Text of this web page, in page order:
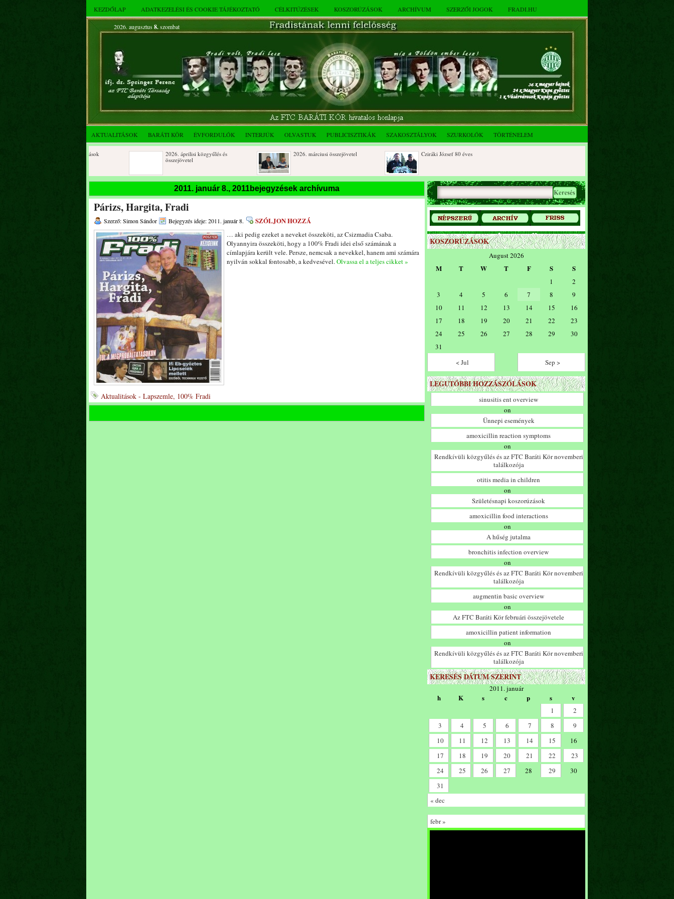
KEZDŐLAP ADATKEZELÉSI ÉS COOKIE TÁJÉKOZTATÓ CÉLKITŰZÉSEK KOSZORÚZÁSOK ARCHÍVUM SZERZŐI JOGOK FRADI.HU
2026. augusztus 8.szombat
AKTUALITÁSOK BARÁTI KÖR ÉVFORDULÓK INTERJÚK OLVASTUK PUBLICISZTIKÁK SZAKOSZTÁLYOK SZURKOLÓK TÖRTÉNELEM
Születésnapi koszorúzások
2026. áprilisi közgyűlés és
összejövetel
2026. márciusi összejövetel Cziráki József 80 éves
Születésnapi koszorúzások
Rendkívüli közgyűlés és a 2025.
novemberi összejövetel
Dálnoki József 90 éves
Az FTC Baráti Kör 2025. októberi
összejövetel
2011. január 8., 2011bejegyzések archívuma
Párizs, Hargita, Fradi
Szerző: Simon Sándor Bejegyzés ideje: 2011. január 8. SZÓLJON HOZZÁ
… aki pedig ezeket a neveket összeköti, az Csizmadia Csaba.
Olyannyira összeköti, hogy a 100% Fradi idei első számának a
címlapjára került vele. Persze, nemcsak a nevekkel, hanem ami számára
nyilván sokkal fontosabb, a kedvesével.Olvassa el a teljes cikket »
Aktualitások - Lapszemle, 100% Fradi
KOSZORÚZÁSOK
August 2026
M T W T F S S
1
2
3
4 5 6 7 8
9
10
11 12 13 14 15
16
17
18 19 20 21 22
23
24
25 26 27 28 29
30
31
< Jul
Sep >
LEGUTÓBBI HOZZÁSZÓLÁSOK
sinusitis ent overview
on
Ünnepi események
amoxicillin reaction symptoms
on
Rendkívüli közgyűlés és az FTC Baráti Kör novemberi
találkozója
otitis media in children
on
Születésnapi koszorúzások
amoxicillin food interactions
on
A hűség jutalma
bronchitis infection overview
on
Rendkívüli közgyűlés és az FTC Baráti Kör novemberi
találkozója
augmentin basic overview
on
Az FTC Baráti Kör februári összejövetele
amoxicillin patient information
on
Rendkívüli közgyűlés és az FTC Baráti Kör novemberi
találkozója
KERESÉS DÁTUM SZERINT
2011. január
h K s c p s v
1
2
3
4 5 6 7 8
9
10
11 12 13 14 15
16
17
18 19 20 21 22
23
24
25 26 27 28 29
30
31
« dec
febr »